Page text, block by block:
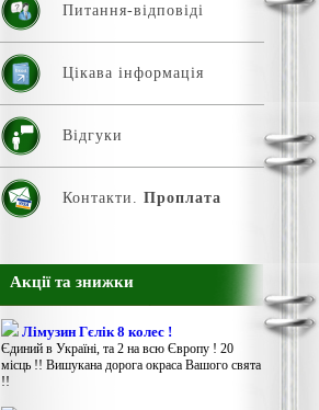
Питання-відповіді
Цікава інформація
Відгуки
Контакти. Проплата
Акції та знижки
Лімузин Гєлік 8 колес !
Єдиний в Україні, та 2 на всю Європу ! 20
місць !! Вишукана дорога окраса Вашого свята
!!